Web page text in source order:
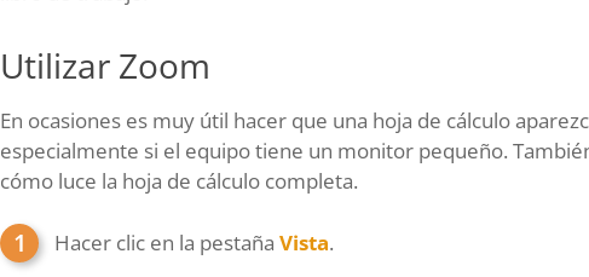
Utilizar Zoom
En ocasiones es muy útil hacer que una hoja de cálculo
especialmente si el equipo tiene un monitor pequeño.
cómo luce la hoja de cálculo completa.
Hacer clic en la pestaña Vista.